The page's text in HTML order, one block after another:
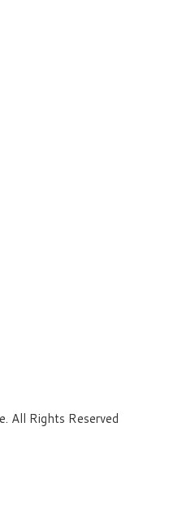
Rights Reserved